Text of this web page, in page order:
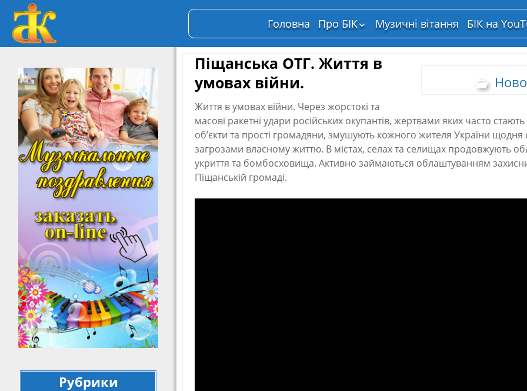
Головна
Про БІК
Структура власності
Музичні вітання БІК на
Рубрики
Піщанська ОТГ. Життя в
умовах війни.
Життя в умовах війни. Через жорстокі та
масові ракетні удари російських окупантів, жертвами яких часто стають
об’єкти та прості громадяни, змушують кожного жителя України щодня
загрозами власному життю. В містах, селах та селищах продовжують
укриття та бомбосховища. Активно займаються облаштуванням
Піщанській громаді.